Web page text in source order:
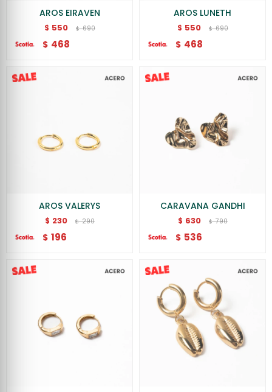
AROS EIRAVEN
$ 550 $ 690
$ 468
AROS LUNETH
$ 550 $ 690
$ 468
AROS VALERYS
$ 230 $ 290
$ 196
CARAVANA GANDHI
$ 630 $ 790
$ 536